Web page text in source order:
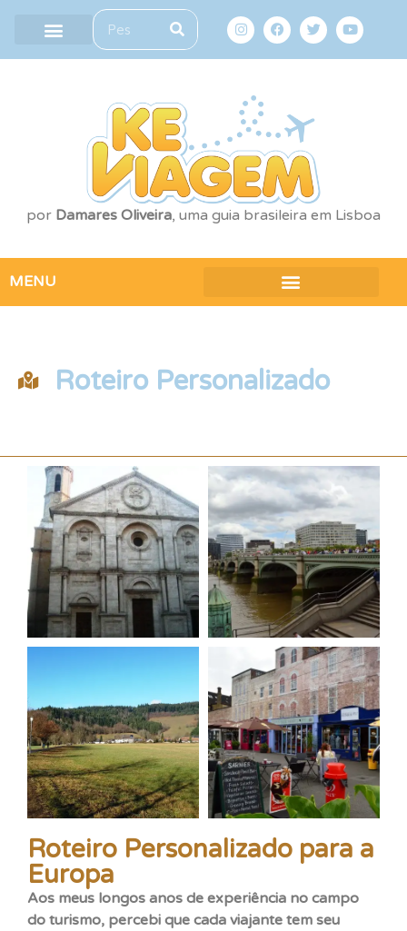
por Damares Oliveira, uma guia brasileira em Lisboa
MENU
Roteiro Personalizado
Roteiro Personalizado para a
Europa
Aos meus longos anos de experiência no campo
do turismo, percebi que cada viajante tem seu